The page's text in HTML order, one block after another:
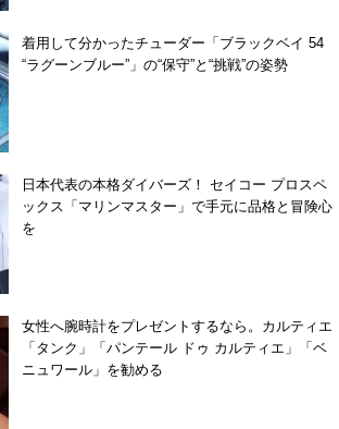
着用して分かったチューダー「ブラックベイ 54
“ラグーンブルー”」の“保守”と“挑戦”の姿勢
日本代表の本格ダイバーズ！ セイコー プロスペ
ックス「マリンマスター」で手元に品格と冒険心
を
女性へ腕時計をプレゼントするなら。カルティエ
「タンク」「パンテール ドゥ カルティエ」「ベ
ニュワール」を勧める